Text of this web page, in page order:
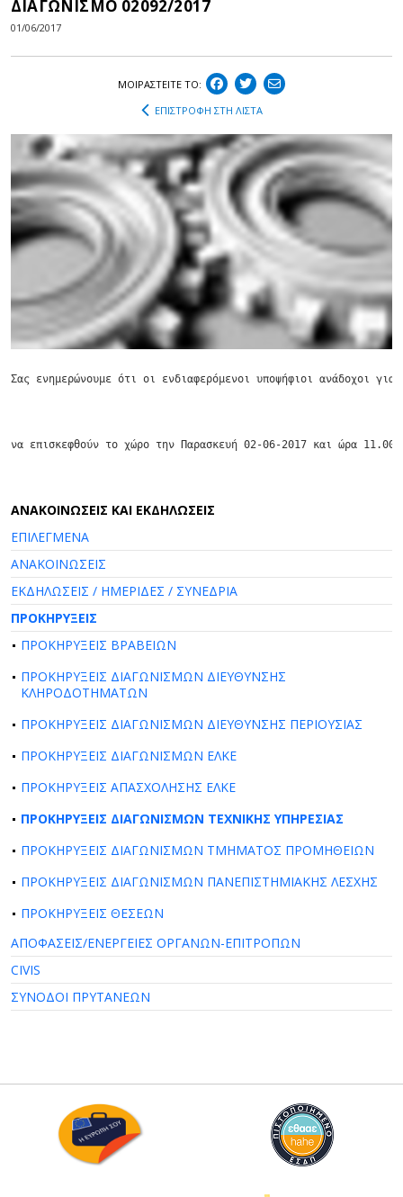
ΔΙΑΓΩΝΙΣΜΟ 02092/2017
01/06/2017
ΜΟΙΡΑΣΤEIΤΕ ΤΟ:
ΕΠΙΣΤΡΟΦΗ ΣΤΗ ΛΙΣΤΑ
Σας ενημερώνουμε ότι οι ενδιαφερόμενοι υποψήφιοι ανάδοχοι
να επισκεφθούν το χώρο την Παρασκευή 02-06-2017 και ώρα
AΝΑΚΟΙΝΩΣΕΙΣ ΚΑΙ ΕΚΔΗΛΩΣΕΙΣ
ΕΠΙΛΕΓΜΕΝΑ
ΑΝΑΚΟΙΝΩΣΕΙΣ
ΕΚΔΗΛΩΣΕΙΣ / ΗΜΕΡΙΔΕΣ / ΣΥΝΕΔΡΙΑ
ΠΡΟΚΗΡΥΞΕΙΣ
ΠΡΟΚΗΡΥΞΕΙΣ ΒΡΑΒΕΙΩΝ
ΠΡΟΚΗΡΥΞΕΙΣ ΔΙΑΓΩΝΙΣΜΩΝ ΔΙΕΥΘΥΝΣΗΣ
ΚΛΗΡΟΔΟΤΗΜΑΤΩΝ
ΠΡΟΚΗΡΥΞΕΙΣ ΔΙΑΓΩΝΙΣΜΩΝ ΔΙΕΥΘΥΝΣΗΣ ΠΕΡΙΟΥΣΙΑΣ
ΠΡΟΚΗΡΥΞΕΙΣ ΔΙΑΓΩΝΙΣΜΩΝ ΕΛΚΕ
ΠΡΟΚΗΡΥΞΕΙΣ ΑΠΑΣΧΟΛΗΣΗΣ ΕΛΚΕ
ΠΡΟΚΗΡΥΞΕΙΣ ΔΙΑΓΩΝΙΣΜΩΝ ΤΕΧΝΙΚΗΣ ΥΠΗΡΕΣΙΑΣ
ΠΡΟΚΗΡΥΞΕΙΣ ΔΙΑΓΩΝΙΣΜΩΝ ΤΜΗΜΑΤΟΣ ΠΡΟΜΗΘΕΙΩΝ
ΠΡΟΚΗΡΥΞΕΙΣ ΔΙΑΓΩΝΙΣΜΩΝ ΠΑΝΕΠΙΣΤΗΜΙΑΚΗΣ ΛΕΣΧΗΣ
ΠΡΟΚΗΡΥΞΕΙΣ ΘΕΣΕΩΝ
ΑΠΟΦΑΣΕΙΣ/ΕΝΕΡΓΕΙΕΣ ΟΡΓΑΝΩΝ-ΕΠΙΤΡΟΠΩΝ
CIVIS
ΣΥΝΟΔΟΙ ΠΡΥΤΑΝΕΩΝ